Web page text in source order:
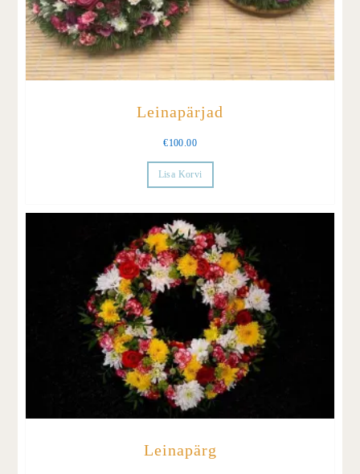
Leinapärjad
€100.00
Lisa Korvi
Leinapärg